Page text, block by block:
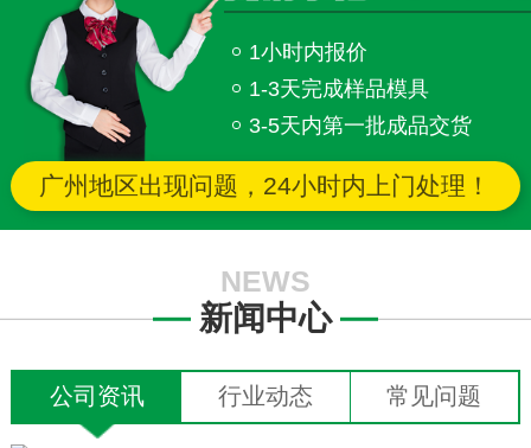
1小时内报价
1-3天完成样品模具
3-5天内第一批成品交货
广州地区出现问题，24小时内上门处理！
NEWS
新闻中心
公司资讯 行业动态 常见问题